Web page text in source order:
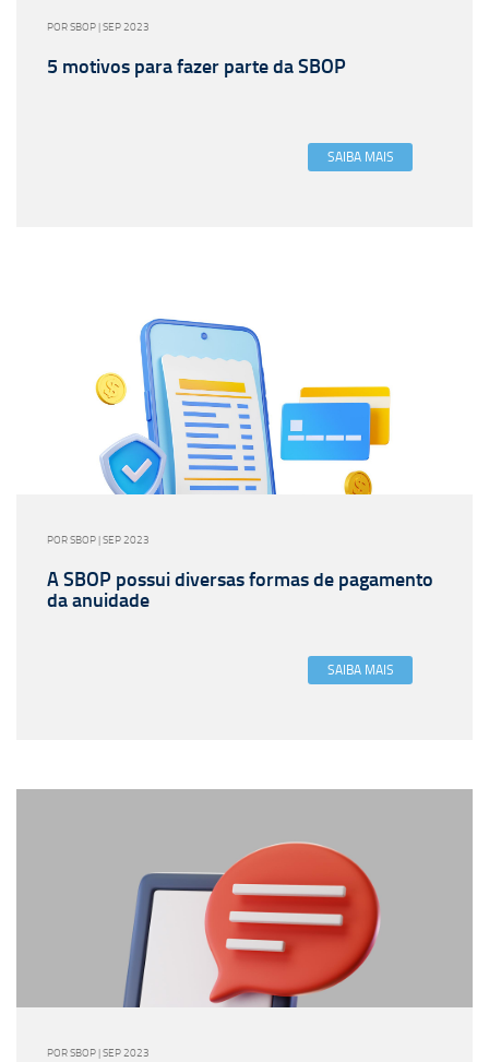
POR SBOP | SEP 2023
5 motivos para fazer parte da SBOP
SAIBA MAIS
POR SBOP | SEP 2023
A SBOP possui diversas formas de pagamento
da anuidade
SAIBA MAIS
POR SBOP | SEP 2023